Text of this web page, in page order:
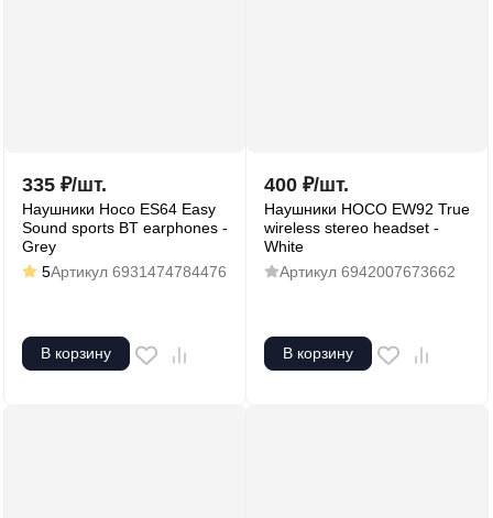
335 ₽/шт.
Наушники Hoco ES64 Easy
Sound sports BT earphones -
Grey
5Артикул 6931474784476
В корзину
400 ₽/шт.
Наушники HOCO EW92 True
wireless stereo headset -
White
Артикул 6942007673662
В корзину